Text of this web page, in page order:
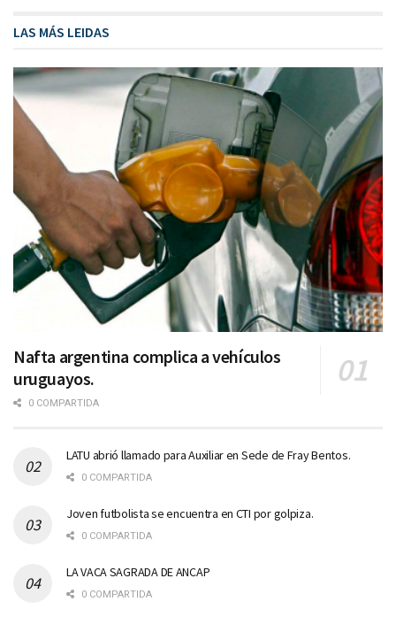
LAS MÁS LEIDAS
Nafta argentina complica a vehículos
uruguayos.
0 COMPARTIDA
LATU abrió llamado para Auxiliar en Sede de Fray Bentos.
0 COMPARTIDA
Joven futbolista se encuentra en CTI por golpiza.
0 COMPARTIDA
LA VACA SAGRADA DE ANCAP
0 COMPARTIDA